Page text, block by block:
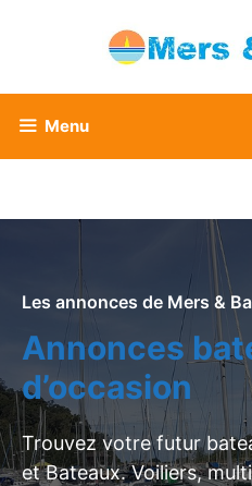
Menu
Les annonces de Mers &
Annonces
d’occasion
Trouvez votre futur
et Bateaux. Voiliers,